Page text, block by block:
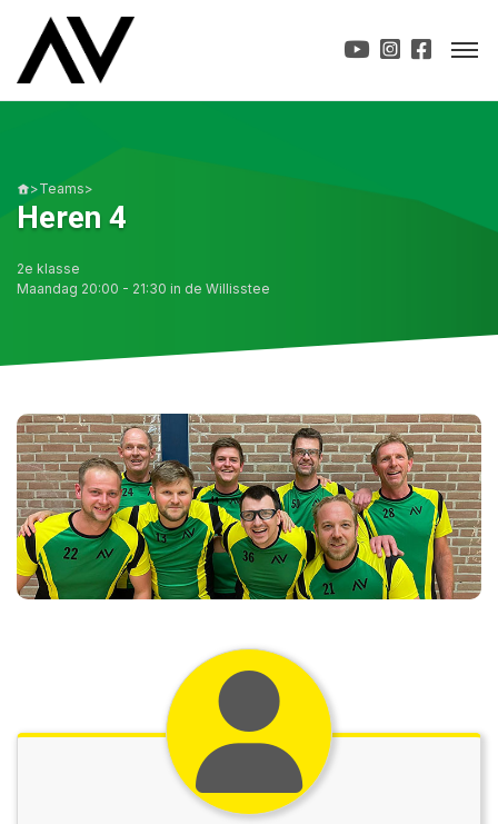
>Teams>
Heren 4
2e klasse
Maandag 20:00 - 21:30 in de Willisstee